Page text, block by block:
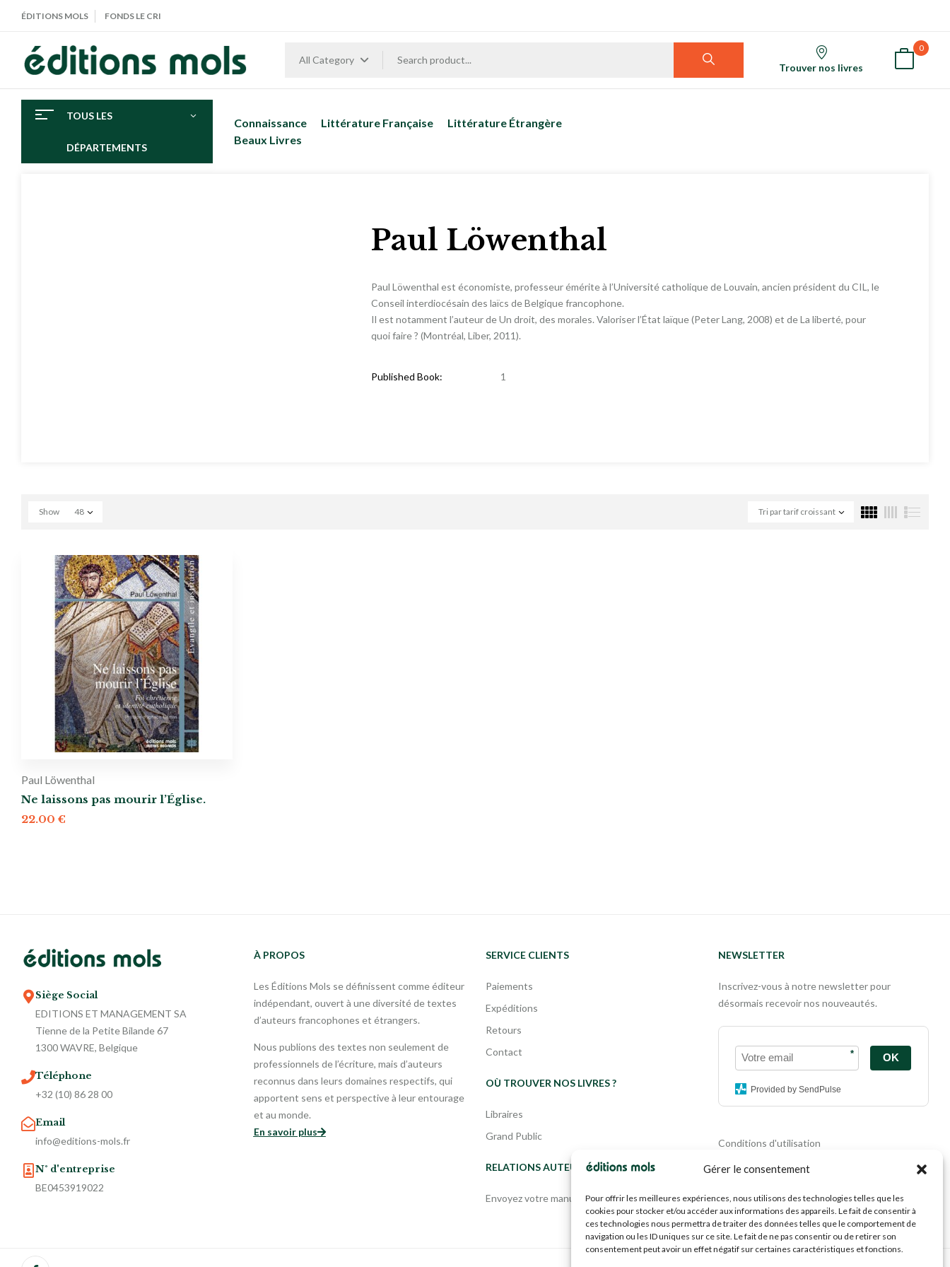
Gérer le consentement
Pour offrir les meilleures expériences, nous utilisons des technologies telles que les
cookies pour stocker et/ou accéder aux informations des appareils. Le fait de consentir à
ces technologies nous permettra de traiter des données telles que le comportement de
navigation ou les ID uniques sur ce site. Le fait de ne pas consentir ou de retirer son
consentement peut avoir un effet négatif sur certaines caractéristiques et fonctions.
ÉDITIONS MOLS FONDS LE CRI
All Category
Trouver nos livres
0
TOUS LES
DÉPARTEMENTS
Connaissance Littérature Française
Littérature Étrangère
Beaux Livres
Paul Löwenthal
Paul Löwenthal est économiste, professeur émérite à l’Université catholique de Louvain, ancien président du CIL, le
Conseil interdiocésain des laïcs de Belgique francophone.
Il est notamment l’auteur de Un droit, des morales. Valoriser l’État laïque (Peter Lang, 2008) et de La liberté, pour
quoi faire ? (Montréal, Liber, 2011).
Published Book: 1
Tri par tarif croissant
Show 48
Paul Löwenthal
Ne laissons pas mourir l’Église.
22.00 €
Siège Social
EDITIONS ET MANAGEMENT SA
Tienne de la Petite Bilande 67
1300 WAVRE, Belgique
Téléphone
+32 (10) 86 28 00
Email
info@editions-mols.fr
N° d'entreprise
BE0453919022
À PROPOS
Les Éditions Mols se définissent comme éditeur
indépendant, ouvert à une diversité de textes
d’auteurs francophones et étrangers.
Nous publions des textes non seulement de
professionnels de l’écriture, mais d’auteurs
reconnus dans leurs domaines respectifs, qui
apportent sens et perspective à leur entourage
et au monde.
En savoir plus
SERVICE CLIENTS
Paiements
Expéditions
Retours
Contact
OÙ TROUVER NOS LIVRES ?
Libraires
Grand Public
RELATIONS AUTEURS
Envoyez votre manuscrit
NEWSLETTER
Inscrivez-vous à notre newsletter pour
désormais recevoir nos nouveautés.
* OK
Provided by SendPulse
Conditions d'utilisation
Politique de cookies
Mentions légales
Propriété intellectuelle